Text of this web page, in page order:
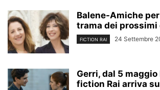
Balene-Amiche
trama dei prossimi
FICTION RAI 24 Settembre
Gerri, dal 5 maggio
fiction Rai arriva